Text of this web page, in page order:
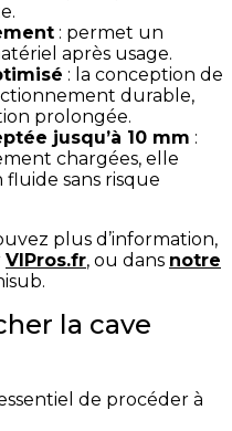
: permet un
après usage.
: la conception de
durable,
prolongée.
jusqu’à 10 mm :
chargées, elle
sans risque
plus d’information,
VIPros.fr, ou dans notre
la cave
de procéder à